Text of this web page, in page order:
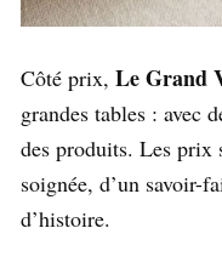
Côté prix, Le Grand
grandes tables : avec
des produits. Les prix
soignée, d’un savoir-
d’histoire.